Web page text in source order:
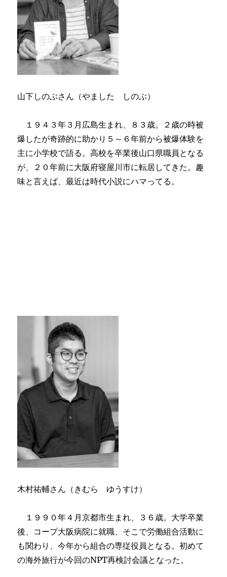
山下しのぶさん（やました しのぶ）
１９４３年３月広島生まれ、８３歳。２歳の時被
爆したが奇跡的に助かり５～６年前から被爆体験を
主に小学校で語る。高校を卒業後山口県職員となる
が、２０年前に大阪府寝屋川市に転居してきた。趣
味と言えば、最近は時代小説にハマってる。
木村祐輔さん（きむら ゆうすけ）
１９９０年４月京都市生まれ、３６歳。大学卒業
後、コープ大阪病院に就職、そこで労働組合活動に
も関わり、今年から組合の専従役員となる。初めて
の海外旅行が今回のNPT再検討会議となった。